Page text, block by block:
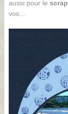
aussi pour le scrap
vos...